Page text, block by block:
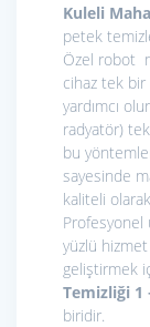
Kuleli
petek
Özel robot
cihaz tek
yardımcı
radyatör) tek
bu
sayesinde
kaliteli olarak
Profesyonel
yüzlü
geliştirmek
Temizliği 1
biridir.